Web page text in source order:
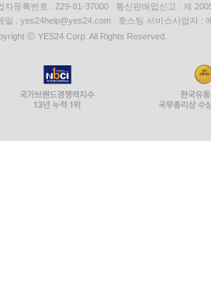
자등록번호 : 229-81-37000 통신판매업신고 : 제
일 : yes24help@yes24.com 호스팅 서비스사업자 :
ⓒ YES24 Corp. All Rights Reserved.